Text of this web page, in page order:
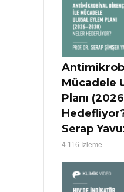
Mücadele
Planı
Serap
4.116 İzleme